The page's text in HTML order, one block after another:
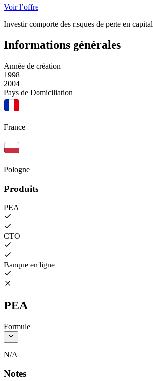
Voir l’offre
Investir comporte des risques de perte en capital
Informations générales
Année de création
1998
2004
Pays de Domiciliation
France
Pologne
Produits
PEA
CTO
Banque en ligne
PEA
Formule
N/A
Notes